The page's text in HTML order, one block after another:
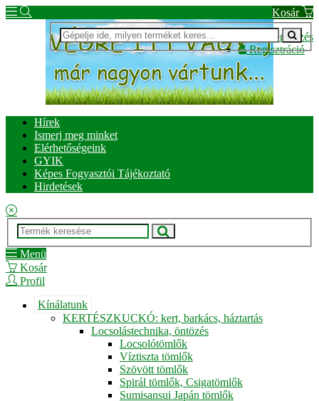
Kosár
Bejelentkezés
Regisztráció
Hírek
Ismerj meg minket
Elérhetőségeink
GYIK
Képes Fogyasztói Tájékoztató
Hirdetések
Menü
Kosár
Profil
Kínálatunk
KERTÉSZKUCKÓ: kert, barkács, háztartás
Locsolástechnika, öntözés
Locsolótömlők
Víztiszta tömlők
Szövött tömlők
Spirál tömlők, Csigatömlők
Sumisansui Japán tömlők